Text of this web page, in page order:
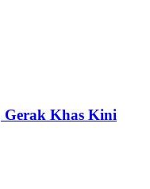
Khas Kini